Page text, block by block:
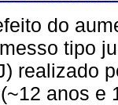
do
tipo
realizado
anos e